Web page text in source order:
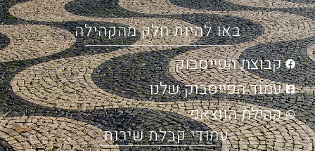
באו להיות חלק מהקהילה
קבוצת הפייסבוק
עמוד הפייסבוק שלנו
קהילת הווצאפ
עמודי קבלת שירות